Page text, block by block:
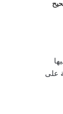
على